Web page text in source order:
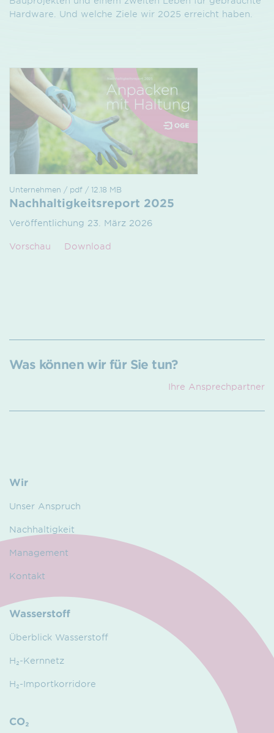
Hardware. Und welche Ziele wir 2025 erreicht haben.
Unternehmen / pdf / 12.18 MB
Nachhaltigkeitsreport 2025
Veröffentlichung 23. März 2026
Vorschau Download
Was können wir für Sie tun?
Ihre Ansprech­partner
Wir
Unser Anspruch
Nachhaltigkeit
Management
Kontakt
Wasserstoff
Überblick Wasserstoff
H₂-Kernnetz
H₂-Importkorridore
CO₂